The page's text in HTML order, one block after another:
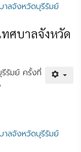
าลจังหวัดบุรีรัมย์
ศบาลจังหวัด
รีรัมย์ ครั้งที่
าลจังหวัดบุรีรัมย์